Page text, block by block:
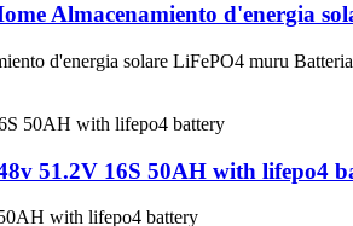
Almacenamiento d'energia
d'energia solare LiFePO4 muru
51.2V 16S 50AH with lifepo4
with lifepo4 battery